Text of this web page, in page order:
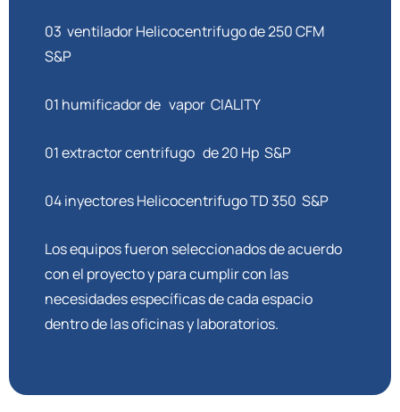
03 ventilador Helicocentrifugo de 250 CFM
S&P
01 humificador de vapor CIALITY
01 extractor centrifugo de 20 Hp S&P
04 inyectores Helicocentrifugo TD 350 S&P
Los equipos fueron seleccionados de acuerdo
con el proyecto y para cumplir con las
necesidades específicas de cada espacio
dentro de las oficinas y laboratorios.